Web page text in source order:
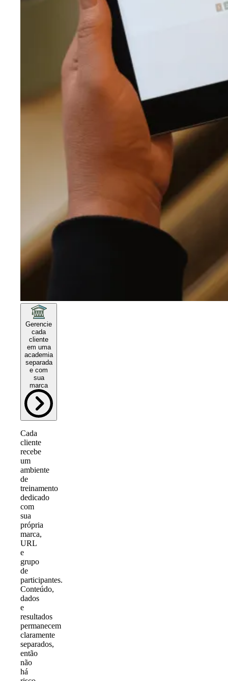
Gerencie
cada
cliente
em uma
academia
separada
e com
sua
marca
Cada
cliente
recebe
um
ambiente
de
treinamento
dedicado
com
sua
própria
marca,
URL
e
grupo
de
participantes.
Conteúdo,
dados
e
resultados
permanecem
claramente
separados,
então
não
há